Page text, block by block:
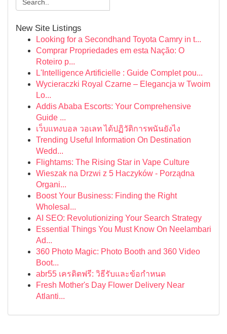
New Site Listings
Looking for a Secondhand Toyota Camry in t...
Comprar Propriedades em esta Nação: O
Roteiro p...
L'Intelligence Artificielle : Guide Complet pou...
Wycieraczki Royal Czarne – Elegancja w Twoim
Lo...
Addis Ababa Escorts: Your Comprehensive
Guide ...
เว็บแทงบอล วอเลท ได้ปฏิวัติการพนันยังไง
Trending Useful Information On Destination
Wedd...
Flightams: The Rising Star in Vape Culture
Wieszak na Drzwi z 5 Haczyków - Porządna
Organi...
Boost Your Business: Finding the Right
Wholesal...
AI SEO: Revolutionizing Your Search Strategy
Essential Things You Must Know On Neelambari
Ad...
360 Photo Magic: Photo Booth and 360 Video
Boot...
abr55 เครดิตฟรี: วิธีรับและข้อกำหนด
Fresh Mother's Day Flower Delivery Near
Atlanti...